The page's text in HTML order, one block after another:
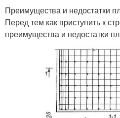
Преимущества и недостатки
Перед тем как приступить к
преимущества и недостатки